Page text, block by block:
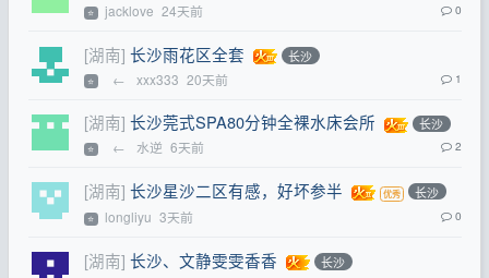
⭐ jacklove 24天前 0
[湖南] 长沙雨花区全套 长沙
⭐ ← xxx333 20天前 1
[湖南] 长沙莞式SPA80分钟全裸水床会所 长沙
⭐ ← 水逆 6天前 2
[湖南] 长沙星沙二区有感，好坏参半 长沙
⭐ longliyu 3天前 0
[湖南] 长沙、文静雯雯香香 长沙